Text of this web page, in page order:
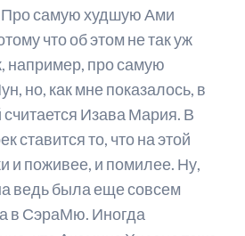
самую худшую Ами
что об этом не так уж
например, про самую
но, как мне показалось, в
Изава Мария. В
ставится то, что на этой
и поживее, и помилее. Ну,
ведь была еще совсем
в СэраМю. Иногда